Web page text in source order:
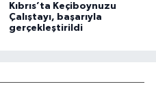
Kıbrıs’ta Keçiboynuzu
Çalıştayı, başarıyla
gerçekleştirildi